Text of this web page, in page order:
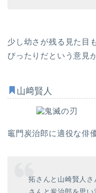
少し幼さが残る見た目
ぴったりだという意見
山﨑賢人
竈門炭治郎に適役な俳
拓さんと山崎賢人